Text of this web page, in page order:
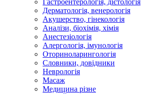
Дерматологія, венерологія
Акушерство, гінекологія
Аналізи, біохімія, хімія
Анестезіологія
Алергологія, імунологія
Оториноларингологія
Словники, довідники
Неврологія
Масаж
Медицина різне